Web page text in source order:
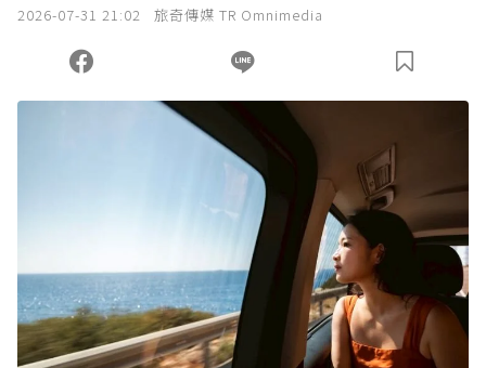
您當前剩餘 U 利點數：0點；前往 購買點數
2026-07-31 21:02 旅奇傳媒 TR Omnimedia